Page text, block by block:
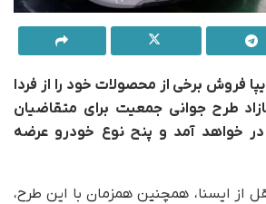
فروش برخی از محصولات خود را از فردا
طرح جوانی جمعیت برای متقاضیان
در خواهد آمد و پنح نوع خودرو عرضه
از ایسنا، همچنین همزمان با این طرح،